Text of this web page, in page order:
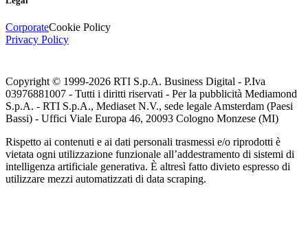
CorporateCookie Policy
Privacy Policy
Copyright © 1999-2026 RTI S.p.A. Business Digital - P.Iva
03976881007 - Tutti i diritti riservati - Per la pubblicità Mediamond
S.p.A. - RTI S.p.A., Mediaset N.V., sede legale Amsterdam (Paesi
Bassi) - Uffici Viale Europa 46, 20093 Cologno Monzese (MI)
Rispetto ai contenuti e ai dati personali trasmessi e/o riprodotti è
vietata ogni utilizzazione funzionale all’addestramento di sistemi di
intelligenza artificiale generativa. È altresì fatto divieto espresso di
utilizzare mezzi automatizzati di data scraping.